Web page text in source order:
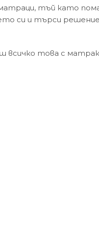
тъй като
си и търси
всичко това с